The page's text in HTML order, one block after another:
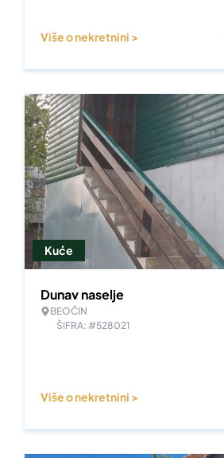
Više o nekretnini >
Kuće
Dunav naselje
BEOČIN
ŠIFRA: #528021
Više o nekretnini >